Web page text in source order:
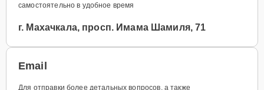
самостоятельно в удобное время
г. Махачкала, просп. Имама Шамиля, 71
Email
Для отправки более детальных вопросов, а также